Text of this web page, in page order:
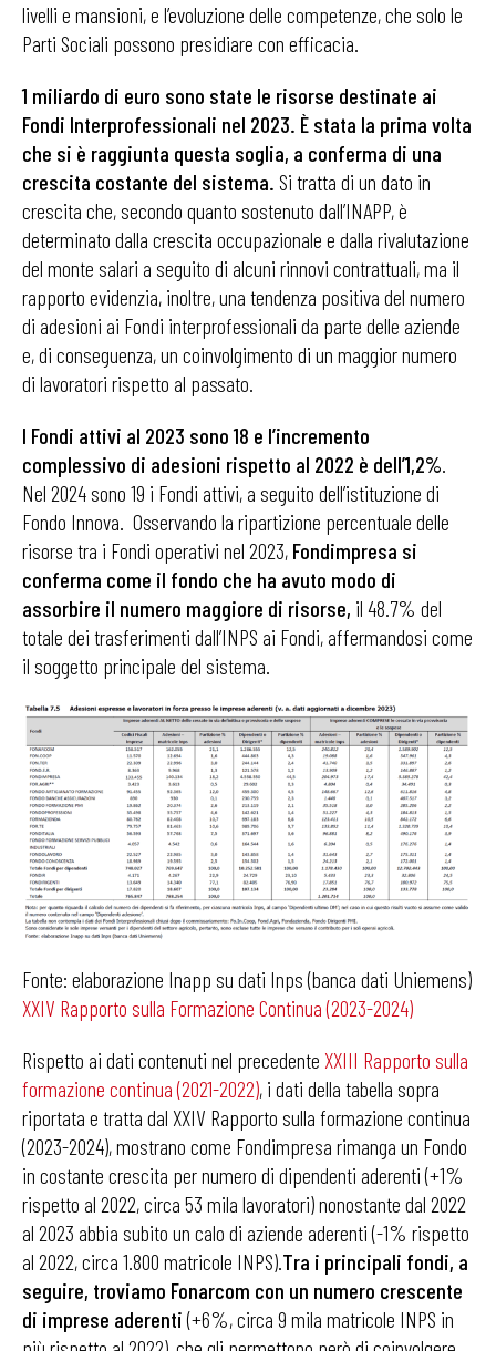
livelli e mansioni, e l’evoluzione delle competenze, che solo le
Parti Sociali possono presidiare con efficacia.
1 miliardo di euro sono state le risorse destinate ai
Fondi Interprofessionali nel 2023. È stata la prima volta
che si è raggiunta questa soglia, a conferma di una
crescita costante del sistema. Si tratta di un dato in
crescita che, secondo quanto sostenuto dall’INAPP, è
determinato dalla crescita occupazionale e dalla rivalutazione
del monte salari a seguito di alcuni rinnovi contrattuali, ma il
rapporto evidenzia, inoltre, una tendenza positiva del numero
di adesioni ai Fondi interprofessionali da parte delle aziende
e, di conseguenza, un coinvolgimento di un maggior numero
di lavoratori rispetto al passato.
I Fondi attivi al 2023 sono 18 e l’incremento
complessivo di adesioni rispetto al 2022 è dell’1,2%.
Nel 2024 sono 19 i Fondi attivi, a seguito dell’istituzione di
Fondo Innova. Osservando la ripartizione percentuale delle
risorse tra i Fondi operativi nel 2023, Fondimpresa si
conferma come il fondo che ha avuto modo di
assorbire il numero maggiore di risorse, il 48.7% del
totale dei trasferimenti dall’INPS ai Fondi, affermandosi come
il soggetto principale del sistema.
Fonte: elaborazione Inapp su dati Inps (banca dati Uniemens)
XXIV Rapporto sulla Formazione Continua (2023-2024)
Rispetto ai dati contenuti nel precedente XXIII Rapporto sulla
formazione continua (2021-2022), i dati della tabella sopra
riportata e tratta dal XXIV Rapporto sulla formazione continua
(2023-2024), mostrano come Fondimpresa rimanga un Fondo
in costante crescita per numero di dipendenti aderenti (+1%
rispetto al 2022, circa 53 mila lavoratori) nonostante dal 2022
al 2023 abbia subito un calo di aziende aderenti (-1% rispetto
al 2022, circa 1.800 matricole INPS).Tra i principali fondi, a
seguire, troviamo Fonarcom con un numero crescente
di imprese aderenti(+6%, circa 9 mila matricole INPS in